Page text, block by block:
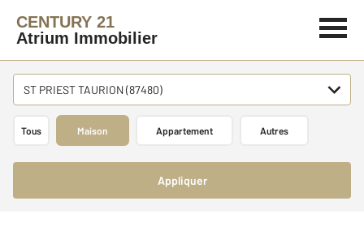
CENTURY 21
Atrium Immobilier
ST PRIEST TAURION (87480)
Tous Maison Appartement Autres
Appliquer